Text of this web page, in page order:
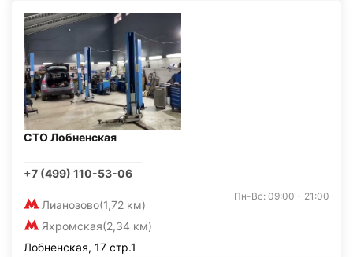
СТО Лобненская
+7 (499) 110-53-06
Лианозово(1,72 км)
Яхромская(2,34 км)
Пн-Вс: 09:00 - 21:00
Лобненская, 17 стр.1